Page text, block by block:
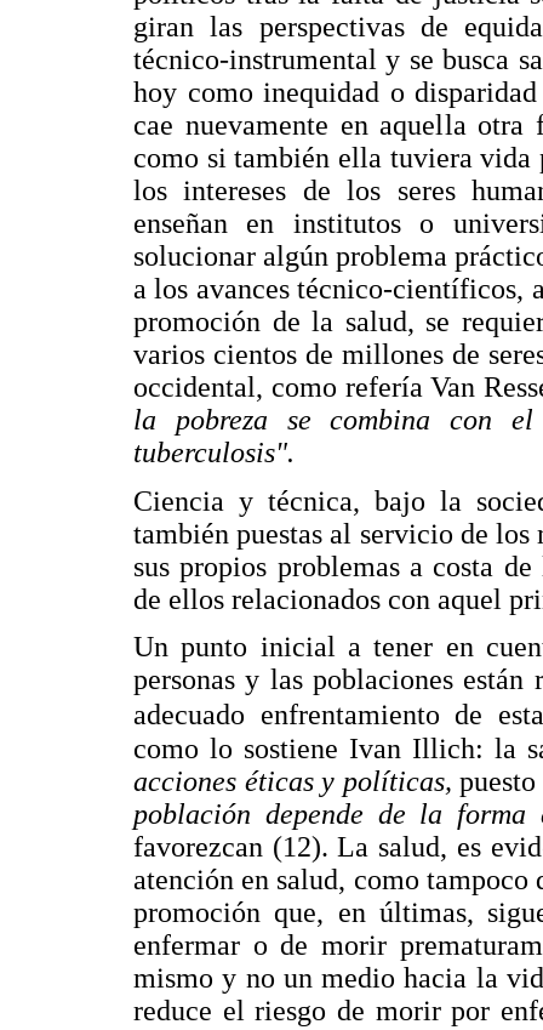
giran las perspectivas de
técnico-instrumental y se busca
hoy como inequidad o
cae nuevamente en aquella
como si también ella tuviera vida
los intereses de los seres
enseñan en institutos o
solucionar algún problema
a los avances técnico-científicos,
promoción de la salud, se
varios cientos de millones de
occidental, como refería Van
la pobreza se combina con
tuberculosis".
Ciencia y técnica, bajo la
también puestas al servicio de
sus propios problemas a costa
de ellos relacionados con aquel
Un punto inicial a tener en
personas y las poblaciones
adecuado enfrentamiento de
como lo sostiene Ivan Illich: la
acciones éticas y políticas,
población depende de la
favorezcan (12). La salud, es
atención en salud, como tampoco
promoción que, en últimas,
enfermar o de morir
mismo y no un medio hacia la
reduce el riesgo de morir por